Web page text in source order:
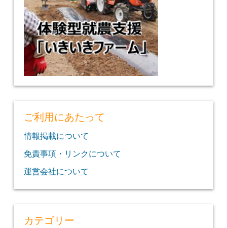
ご利用にあたって
情報掲載について
免責事項・リンクについて
運営会社について
カテゴリー